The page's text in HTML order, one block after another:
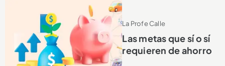
La Profe Calle
Las metas que sí o sí
requieren de ahorro